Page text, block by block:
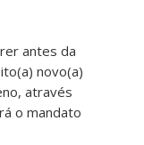
antes da
novo(a)
através
o mandato